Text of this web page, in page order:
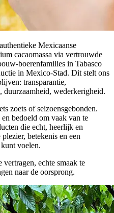
Mexicaanse
cacaomassa via vertrouwde
boerenfamilies in Tabasco
in Mexico-Stad. Dit stelt ons
transparantie,
wederkerigheid.
zoets of seizoensgebonden.
bedoeld om vaak van te
die echt, heerlijk en
betekenis en een
voelen.
echte smaak te
naar de oorsprong.